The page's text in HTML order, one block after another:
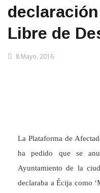
Libre de
8 Mayo, 2016
La Plataforma de
ha pedido que se
Ayuntamiento de la
declaraba a Écija como